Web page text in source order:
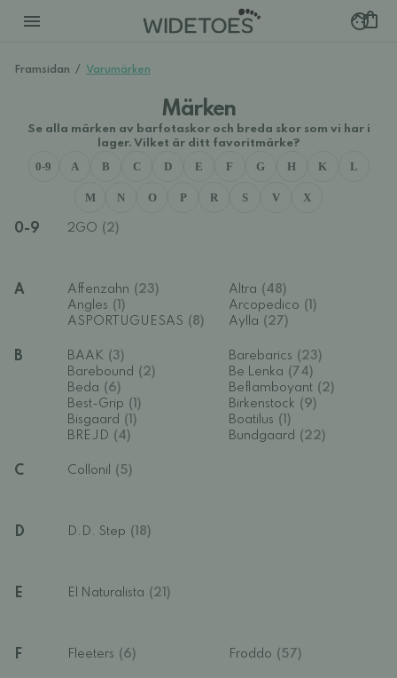
Framsidan / Varumärken
Märken
Se alla märken av barfotaskor och breda skor som vi har i
lager. Vilket är ditt favoritmärke?
0-9 A B C D E F G H K L
M N O P R S V X
0-9 2GO (2)
A Affenzahn (23) Altra (48)
Angles (1) Arcopedico (1)
ASPORTUGUESAS (8) Aylla (27)
B BAAK (3) Barebarics (23)
Barebound (2) Be Lenka (74)
Beda (6) Beflamboyant (2)
Best-Grip (1) Birkenstock (9)
Bisgaard (1) Boatilus (1)
BREJD (4) Bundgaard (22)
C Collonil (5)
D D.D. Step (18)
E El Naturalista (21)
F Fleeters (6) Froddo (57)